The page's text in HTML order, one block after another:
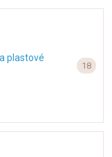
plastové
18